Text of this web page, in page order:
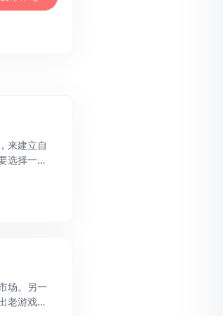
来建立自
选择一款
场。另一
老游戏稳